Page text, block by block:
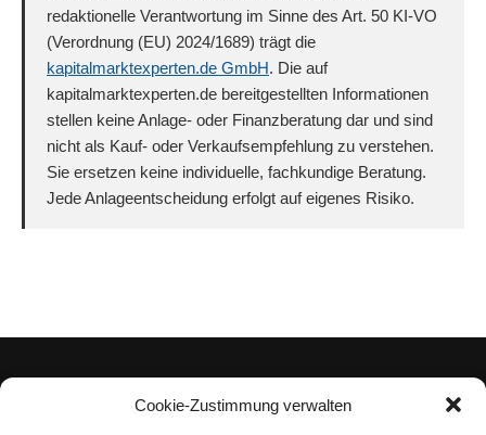
Cookie-Zustimmung verwalten
redaktionelle Verantwortung im Sinne des Art. 50 KI-VO
(Verordnung (EU) 2024/1689) trägt die
kapitalmarktexperten.de GmbH. Die auf
kapitalmarktexperten.de bereitgestellten Informationen
stellen keine Anlage- oder Finanzberatung dar und sind
nicht als Kauf- oder Verkaufsempfehlung zu verstehen.
Sie ersetzen keine individuelle, fachkundige Beratung.
Jede Anlageentscheidung erfolgt auf eigenes Risiko.